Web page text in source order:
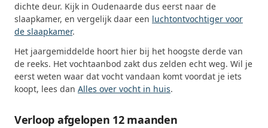
dichte deur. Kijk in Oudenaarde dus eerst naar de
slaapkamer, en vergelijk daar een luchtontvochtiger voor
de slaapkamer.
Het jaargemiddelde hoort hier bij het hoogste derde van
de reeks. Het vochtaanbod zakt dus zelden echt weg. Wil je
eerst weten waar dat vocht vandaan komt voordat je iets
koopt, lees dan Alles over vocht in huis.
Verloop afgelopen 12 maanden